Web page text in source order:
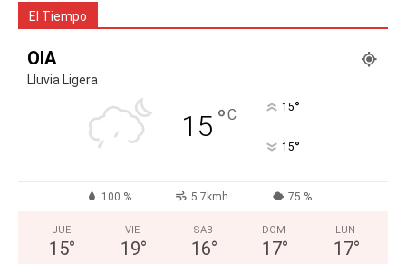
El Tiempo
OIA
Lluvia Ligera
15 °C 15°
15°
100 % 5.7kmh 75 %
JUE
15°
VIE
19°
SAB
16°
DOM
17°
LUN
17°